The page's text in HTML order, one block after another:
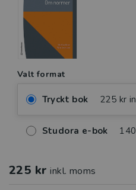
Valt format
Tryckt bok 225 kr
Studora e-bok
225 kr inkl. moms